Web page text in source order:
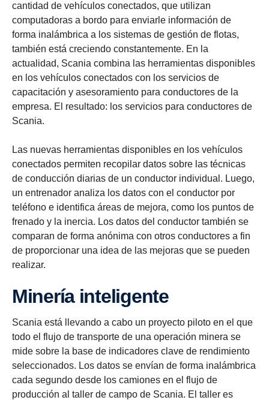
cantidad de vehículos conectados, que utilizan
computadoras a bordo para enviarle información de
forma inalámbrica a los sistemas de gestión de flotas,
también está creciendo constantemente. En la
actualidad, Scania combina las herramientas disponibles
en los vehículos conectados con los servicios de
capacitación y asesoramiento para conductores de la
empresa. El resultado: los servicios para conductores de
Scania.
Las nuevas herramientas disponibles en los vehículos
conectados permiten recopilar datos sobre las técnicas
de conducción diarias de un conductor individual. Luego,
un entrenador analiza los datos con el conductor por
teléfono e identifica áreas de mejora, como los puntos de
frenado y la inercia. Los datos del conductor también se
comparan de forma anónima con otros conductores a fin
de proporcionar una idea de las mejoras que se pueden
realizar.
Minería inteligente
Scania está llevando a cabo un proyecto piloto en el que
todo el flujo de transporte de una operación minera se
mide sobre la base de indicadores clave de rendimiento
seleccionados. Los datos se envían de forma inalámbrica
cada segundo desde los camiones en el flujo de
producción al taller de campo de Scania. El taller es